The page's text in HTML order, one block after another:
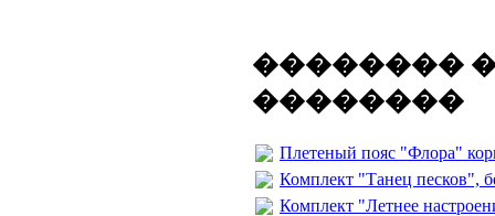
��������
��������
Плетеный пояс "Флора"
Комплект "Танец песков",
Комплект "Летнее